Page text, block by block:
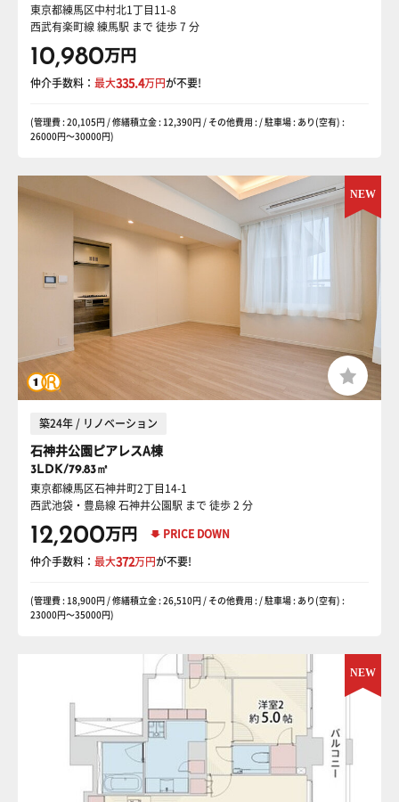
東京都練馬区中村北1丁目11-8
西武有楽町線 練馬駅 まで 徒歩 7 分
10,980万円
仲介手数料： 最大335.4万円が不要!
(管理費 : 20,105円 / 修繕積立金 : 12,390円 / その他費用 : / 駐車場 : あり(空有) :
26000円〜30000円)
築24年 / リノベーション
石神井公園ピアレスA棟
3LDK/79.83㎡
東京都練馬区石神井町2丁目14-1
西武池袋・豊島線 石神井公園駅 まで 徒歩 2 分
12,200万円 PRICE DOWN
仲介手数料： 最大372万円が不要!
(管理費 : 18,900円 / 修繕積立金 : 26,510円 / その他費用 : / 駐車場 : あり(空有) :
23000円〜35000円)